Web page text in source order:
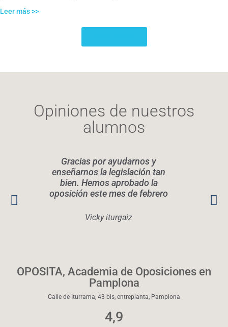
Leer más >>
Opiniones de nuestros
alumnos
Gracias por ayudarnos y
enseñarnos la legislación tan
bien. Hemos aprobado la
oposición este mes de febrero
Vicky iturgaiz
OPOSITA, Academia de Oposiciones en
Pamplona
Calle de Iturrama, 43 bis, entreplanta, Pamplona
4,9